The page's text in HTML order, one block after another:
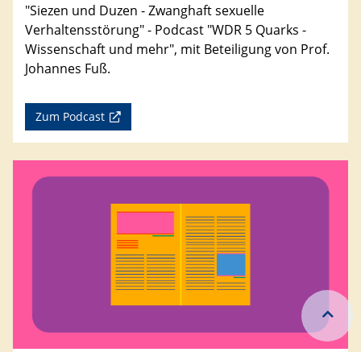
"Siezen und Duzen - Zwanghaft sexuelle
Verhaltensstörung" - Podcast "WDR 5 Quarks -
Wissenschaft und mehr", mit Beteiligung von Prof.
Johannes Fuß.
Zum Podcast